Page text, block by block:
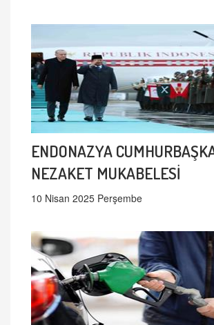
ENDONAZYA
NEZAKET MUKABELESİ
10 Nisan 2025 Perşembe